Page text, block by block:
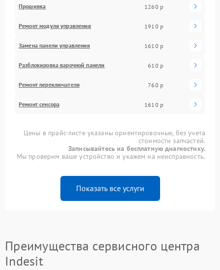
Прошивка 1260 р
Ремонт модуля управления 1910 р
Замена панели управления 1610 р
Разблокировка варочной панели 610 р
Ремонт переключателя 760 р
Ремонт сенсора 1610 р
Цены в прайс-листе указаны ориентировочные, без учета
стоимости запчастей.
Записывайтесь на бесплатную диагностику.
Мы проверим ваше устройство и укажем на неисправность.
Показать все услуги
Преимущества сервисного центра
Indesit